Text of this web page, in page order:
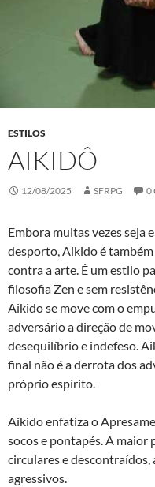
ESTILOS
AIKIDÔ
12/08/2025 SFRPG 0
Embora muitas vezes seja
desporto, Aikido é
contra a arte. É um estilo
filosofia Zen e sem
Aikido se move com o
adversário a direção de
desequilíbrio e indefeso.
final não é a derrota dos
próprio espírito.
Aikido enfatiza o
socos e pontapés. A maior
circulares e
agressivos.